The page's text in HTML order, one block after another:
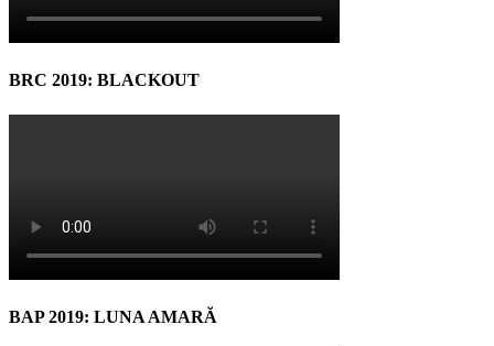
BRC 2019: BLACKOUT
BAP 2019: LUNA AMARĂ